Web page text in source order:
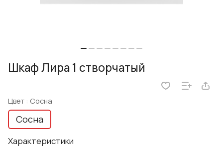
Шкаф Лира 1 створчатый
Цвет : Сосна
Сосна
Характеристики